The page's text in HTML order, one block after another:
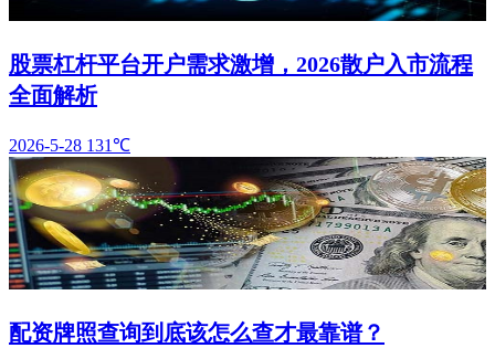
股票杠杆平台开户需求激增，2026散户入市流程
全面解析
2026-5-28 131℃
配资牌照查询到底该怎么查才最靠谱？